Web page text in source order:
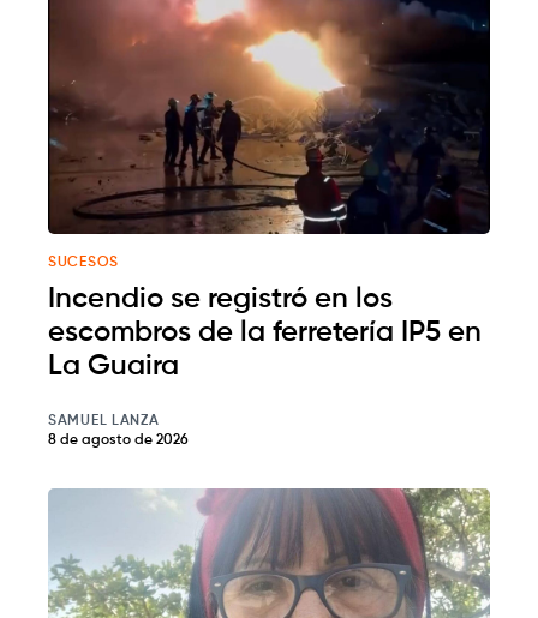
SUCESOS
Incendio se registró en los
escombros de la ferretería IP5 en
La Guaira
SAMUEL LANZA
8 de agosto de 2026